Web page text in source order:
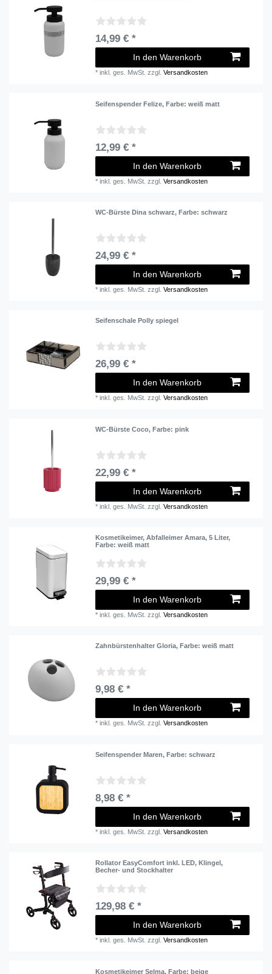
14,99 € *
In den Warenkorb
*inkl. ges. MwSt. zzgl.Versandkosten
Seifenspender Felize, Farbe: weiß matt
12,99 € *
In den Warenkorb
*inkl. ges. MwSt. zzgl.Versandkosten
WC-Bürste Dina schwarz, Farbe: schwarz
24,99 € *
In den Warenkorb
*inkl. ges. MwSt. zzgl.Versandkosten
Seifenschale Polly spiegel
26,99 € *
In den Warenkorb
*inkl. ges. MwSt. zzgl.Versandkosten
WC-Bürste Coco, Farbe: pink
22,99 € *
In den Warenkorb
*inkl. ges. MwSt. zzgl.Versandkosten
Kosmetikeimer, Abfalleimer Amara, 5 Liter,
Farbe: weiß matt
29,99 € *
In den Warenkorb
*inkl. ges. MwSt. zzgl.Versandkosten
Zahnbürstenhalter Gloria, Farbe: weiß matt
9,98 € *
In den Warenkorb
*inkl. ges. MwSt. zzgl.Versandkosten
Seifenspender Maren, Farbe: schwarz
8,98 € *
In den Warenkorb
*inkl. ges. MwSt. zzgl.Versandkosten
Rollator EasyComfort inkl. LED, Klingel,
Becher- und Stockhalter
129,98 € *
In den Warenkorb
*inkl. ges. MwSt. zzgl.Versandkosten
Kosmetikeimer Selma, Farbe: beige